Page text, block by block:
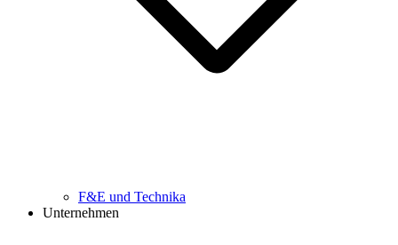
F&E und Technika
Unternehmen